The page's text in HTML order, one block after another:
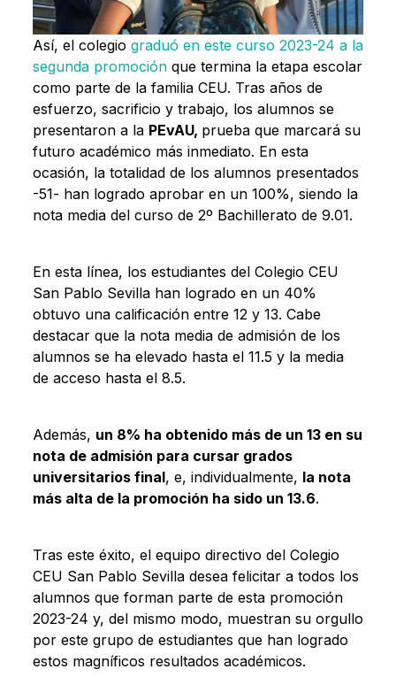
Así, el colegio graduó en este curso 2023-24 a la
segunda promociónque termina la etapa escolar
como parte de la familia CEU. Tras años de
esfuerzo, sacrificio y trabajo, los alumnos se
presentaron a la PEvAU, prueba que marcará su
futuro académico más inmediato. En esta
ocasión, la totalidad de los alumnos presentados
-51- han logrado aprobar en un 100%, siendo la
nota media del curso de 2º Bachillerato de 9.01.
En esta línea, los estudiantes del Colegio CEU
San Pablo Sevilla han logrado en un 40%
obtuvo una calificación entre 12 y 13. Cabe
destacar que la nota media de admisión de los
alumnos se ha elevado hasta el 11.5 y la media
de acceso hasta el 8.5.
Además, un 8% ha obtenido más de un 13 en su
nota de admisión para cursar grados
universitarios final, e, individualmente, la nota
más alta de la promoción ha sido un 13.6.
Tras este éxito, el equipo directivo del Colegio
CEU San Pablo Sevilla desea felicitar a todos los
alumnos que forman parte de esta promoción
2023-24 y, del mismo modo, muestran su orgullo
por este grupo de estudiantes que han logrado
estos magníficos resultados académicos.